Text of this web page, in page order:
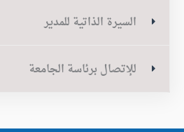
السيرة الذاتية للمدير
للإتصال برئاسة الجامعة